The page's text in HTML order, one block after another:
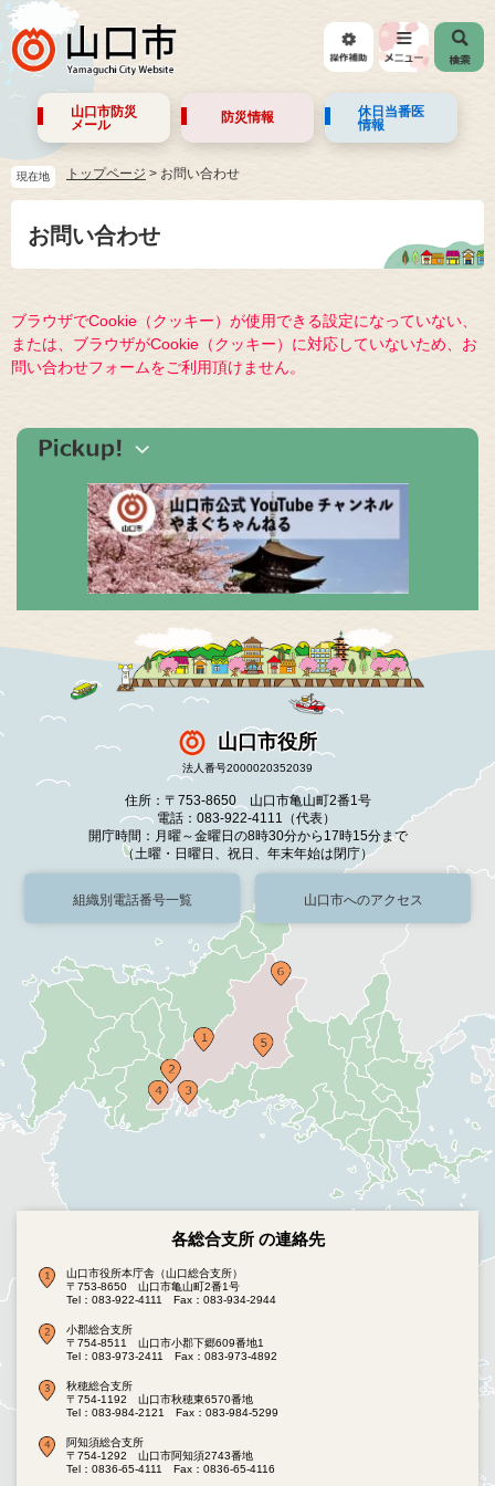
山口市防災
メール
防災情報
休日当番医
情報
現在地 トップページ > お問い合わせ
お問い合わせ
ブラウザでCookie（クッキー）が使用できる設定になっていない、
または、ブラウザがCookie（クッキー）に対応していないため、お
問い合わせフォームをご利用頂けません。
山口市役所
法人番号2000020352039
住所：〒753-8650 山口市亀山町2番1号
電話：083-922-4111（代表）
開庁時間：月曜～金曜日の8時30分から17時15分まで
（土曜・日曜日、祝日、年末年始は閉庁）
組織別電話番号一覧 山口市へのアクセス
各総合支所 の連絡先
山口市役所本庁舎（山口総合支所）
〒753-8650 山口市亀山町2番1号
Tel：083-922-4111
Fax：083-934-2944
小郡総合支所
〒754-8511 山口市小郡下郷609番地1
Tel：083-973-2411
Fax：083-973-4892
秋穂総合支所
〒754-1192 山口市秋穂東6570番地
Tel：083-984-2121
Fax：083-984-5299
阿知須総合支所
〒754-1292 山口市阿知須2743番地
Tel：0836-65-4111
Fax：0836-65-4116